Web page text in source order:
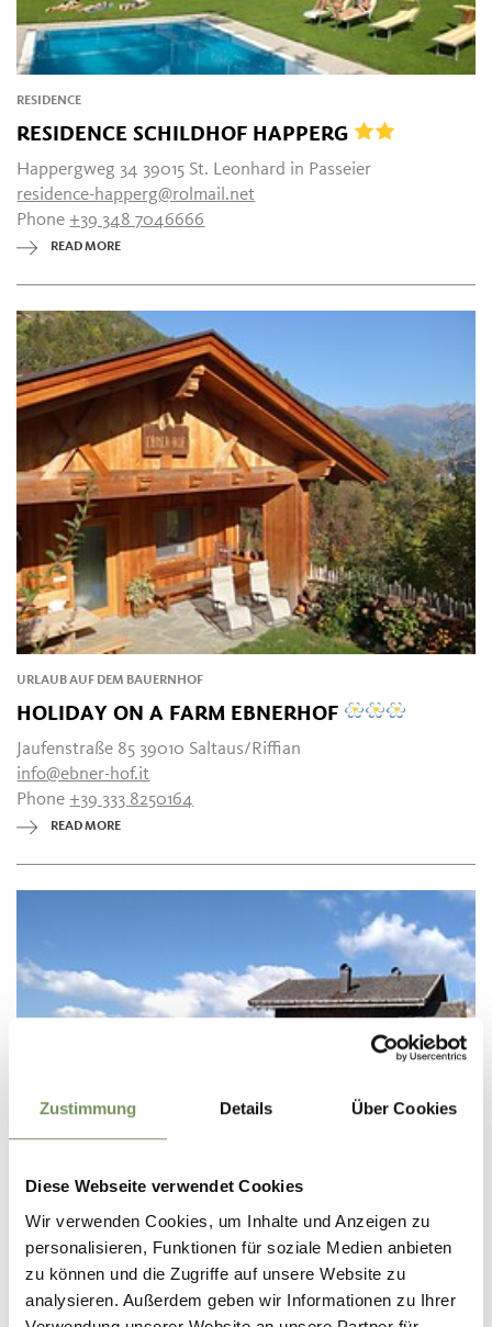
Zustimmung Details Über Cookies
Diese Webseite verwendet Cookies
Wir verwenden Cookies, um Inhalte und Anzeigen zu
personalisieren, Funktionen für soziale Medien anbieten
zu können und die Zugriffe auf unsere Website zu
analysieren. Außerdem geben wir Informationen zu Ihrer
RESIDENCE
RESIDENCE SCHILDHOF HAPPERG
Happergweg 34 39015 St. Leonhard in Passeier
residence-happerg@rolmail.net
Phone+39 348 7046666
READ MORE
URLAUB AUF DEM BAUERNHOF
HOLIDAY ON A FARM EBNERHOF
Jaufenstraße 85 39010 Saltaus/Riffian
info@ebner-hof.it
Phone+39 333 8250164
READ MORE
B&B AND APPARTMENTS
PRIVATE ROOMS FOR RENT FLECKNERHÜTTE